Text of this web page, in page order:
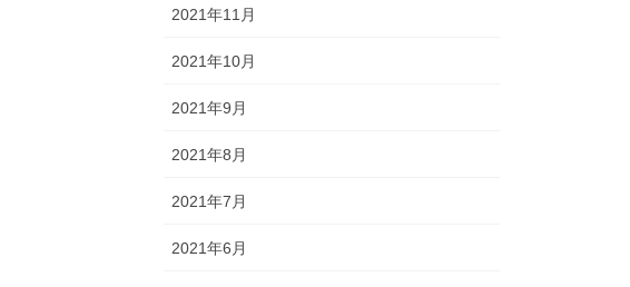
2021年11月
2021年10月
2021年9月
2021年8月
2021年7月
2021年6月